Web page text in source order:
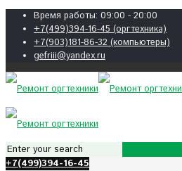
Время работы: 09:00 - 20:00
+7(499)394-16-45 (оргтехника)
+7(903)181-86-32 (компьютеры)
gefriii@yandex.ru
+7(499)394-16-45